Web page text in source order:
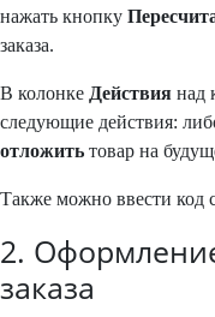
нажать кнопку
заказа.
В колонке Действия над
следующие действия:
отложить товар на
Также можно ввести код
2.
заказа